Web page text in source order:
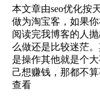
本文章由seo优化按
做为淘宝客，如果
阅读完我博客的人
么做还是比较迷茫
是操作其他就是个
己想赚钱，那都不
查看